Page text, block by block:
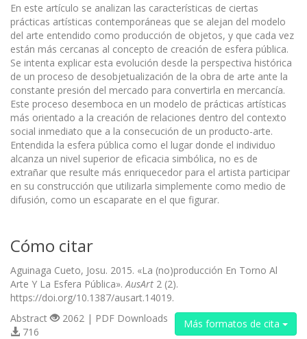
En este artículo se analizan las características de ciertas
prácticas artísticas contemporáneas que se alejan del modelo
del arte entendido como producción de objetos, y que cada vez
están más cercanas al concepto de creación de esfera pública.
Se intenta explicar esta evolución desde la perspectiva histórica
de un proceso de desobjetualización de la obra de arte ante la
constante presión del mercado para convertirla en mercancía.
Este proceso desemboca en un modelo de prácticas artísticas
más orientado a la creación de relaciones dentro del contexto
social inmediato que a la consecución de un producto-arte.
Entendida la esfera pública como el lugar donde el individuo
alcanza un nivel superior de eficacia simbólica, no es de
extrañar que resulte más enriquecedor para el artista participar
en su construcción que utilizarla simplemente como medio de
difusión, como un escaparate en el que figurar.
Cómo citar
Aguinaga Cueto, Josu. 2015. «La (no)producción En Torno Al
Arte Y La Esfera Pública». AusArt 2 (2).
https://doi.org/10.1387/ausart.14019.
Más formatos de cita
Abstract
2062 | PDF Downloads
716